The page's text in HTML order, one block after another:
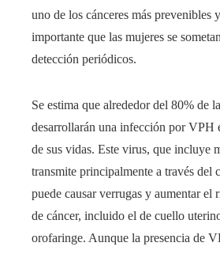
uno de los cánceres más prevenibles
importante que las mujeres se
detección periódicos.
Se estima que alrededor del 80% de
desarrollarán una infección por VPH
de sus vidas. Este virus, que incluye
transmite principalmente a través del
puede causar verrugas y aumentar el
de cáncer, incluido el de cuello
orofaringe. Aunque la presencia de